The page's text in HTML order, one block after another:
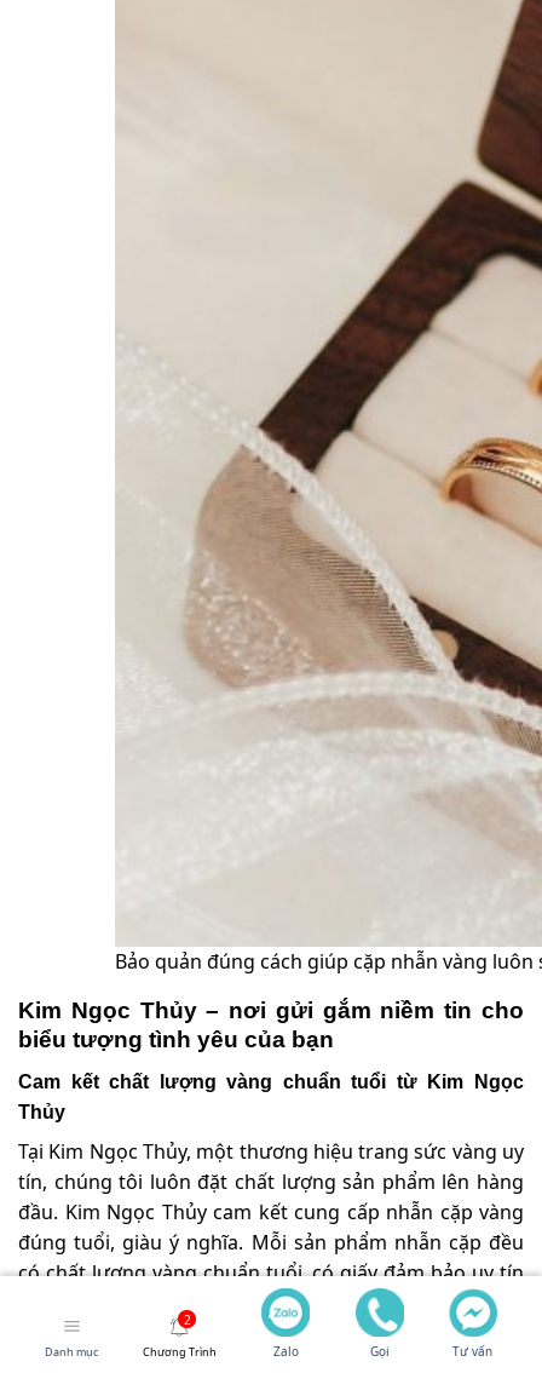
Bảo quản đúng cách giúp cặp nhẫn vàng
Kim Ngọc Thủy – nơi gửi gắm niềm tin cho
biểu tượng tình yêu của bạn
Cam kết chất lượng vàng chuẩn tuổi từ Kim Ngọc
Thủy
Tại Kim Ngọc Thủy, một thương hiệu trang sức vàng uy
tín, chúng tôi luôn đặt chất lượng sản phẩm lên hàng
đầu. Kim Ngọc Thủy cam kết cung cấp nhẫn cặp vàng
đúng tuổi, giàu ý nghĩa. Mỗi sản phẩm nhẫn cặp đều
có chất lượng vàng chuẩn tuổi, có giấy đảm bảo uy tín
Hàm lượng vàng, ví dụ vàng 18k đảm bảo đủ 75% vàng,
Danh mục Chương Trình Zalo Gọi Tư vấn